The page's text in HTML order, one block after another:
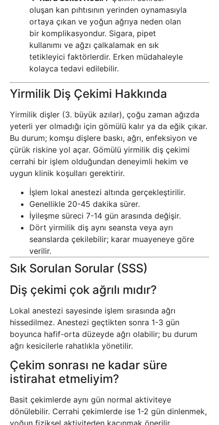
oluşan kan pıhtısının yerinden oynamasıyla
ortaya çıkan ve yoğun ağrıya neden olan
bir komplikasyondur. Sigara, pipet
kullanımı ve ağzı çalkalamak en sık
tetikleyici faktörlerdir. Erken müdahaleyle
kolayca tedavi edilebilir.
Yirmilik Diş Çekimi Hakkında
Yirmilik dişler (3. büyük azılar), çoğu zaman ağızda
yeterli yer olmadığı için gömülü kalır ya da eğik çıkar.
Bu durum; komşu dişlere baskı, ağrı, enfeksiyon ve
çürük riskine yol açar. Gömülü yirmilik diş çekimi
cerrahi bir işlem olduğundan deneyimli hekim ve
uygun klinik koşulları gerektirir.
İşlem lokal anestezi altında gerçekleştirilir.
Genellikle 20-45 dakika sürer.
İyileşme süreci 7-14 gün arasında değişir.
Dört yirmilik diş aynı seansta veya ayrı
seanslarda çekilebilir; karar muayeneye göre
verilir.
Sık Sorulan Sorular (SSS)
Diş çekimi çok ağrılı mıdır?
Lokal anestezi sayesinde işlem sırasında ağrı
hissedilmez. Anestezi geçtikten sonra 1-3 gün
boyunca hafif-orta düzeyde ağrı olabilir; bu durum
ağrı kesicilerle rahatlıkla yönetilir.
Çekim sonrası ne kadar süre
istirahat etmeliyim?
Basit çekimlerde aynı gün normal aktiviteye
dönülebilir. Cerrahi çekimlerde ise 1-2 gün dinlenmek,
yoğun fiziksel aktiviteden kaçınmak önerilir.